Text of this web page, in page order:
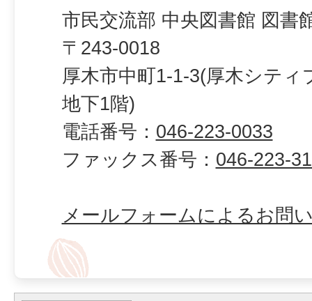
市民交流部 中央図書館 図書
〒243-0018
厚木市中町1-1-3(厚木シティ
地下1階)
電話番号： 046-223-0033
ファックス番号： 046-223-
メールフォームによるお問